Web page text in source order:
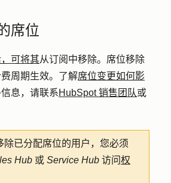
席位
可将其从订阅中移除。席位移除
周期生效。了解席位变更如何影
息，请联系HubSpot 销售团队或
除已分配席位的用户，您必须
Hub 或 Service Hub 访问权